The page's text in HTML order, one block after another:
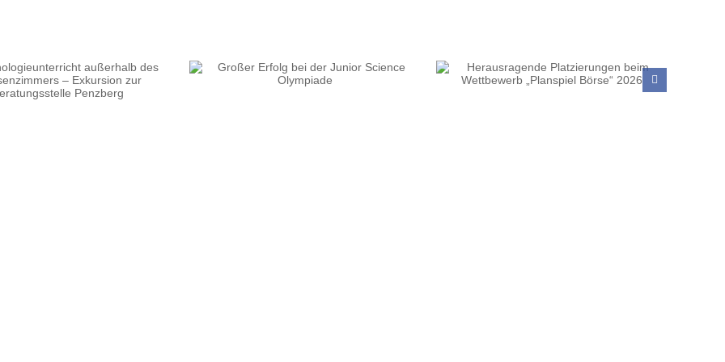
Erfolg bei der Junior
Science Olympiade
Herausragende Platzierungen beim
Wettbewerb „Planspiel Börse“